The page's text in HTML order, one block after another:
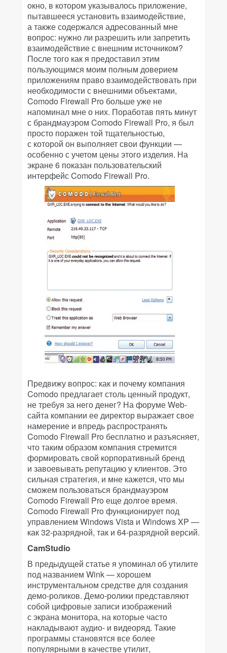
окно, в котором указывалось приложение,
пытавшееся установить взаимодействие,
а также содержался адресованный мне
вопрос: нужно ли разрешить или запретить
взаимодействие с внешним источником?
После того как я предоставил этим
пользующимся моим полным доверием
приложениям право взаимодействовать при
необходимости с внешними объектами,
Comodo Firewall Pro больше уже не
напоминал мне о них. Поработав пять минут
с брандмауэром Comodo Firewall Pro, я был
просто поражен той тщательностью,
с которой он выполняет свои функции —
особенно с учетом цены этого изделия. На
экране 6 показан пользовательский
интерфейс Comodo Firewall Pro.
Предвижу вопрос: как и почему компания
Comodo предлагает столь ценный продукт,
не требуя за него денег? На форуме Web-
сайта компании ее директор выражает свое
намерение и впредь распространять
Comodo Firewall Pro бесплатно и разъясняет,
что таким образом компания стремится
формировать свой корпоративный бренд
и завоевывать репутацию у клиентов. Это
сильная стратегия, и мне кажется, что мы
сможем пользоваться брандмауэром
Comodo Firewall Pro еще долгое время.
Comodo Firewall Pro функционирует под
управлением Windows Vista и Windows XP —
как 32-разрядной, так и 64-разрядной версий.
CamStudio
В предыдущей статье я упоминал об утилите
под названием Wink — хорошем
инструментальном средстве для создания
демо-роликов. Демо-ролики представляют
собой цифровые записи изображений
с экрана монитора, на которые часто
накладывают аудио- и видеоряд. Такие
программы становятся все более
популярными в качестве утилит,